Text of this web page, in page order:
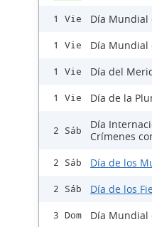
1 Vie Día Mundial
1 Vie Día Mundial
1 Vie Día del
1 Vie Día de la
2 Sáb
Día
Crímenes
2 Sáb Día de los
2 Sáb Día de los
3 Dom Día Mundial